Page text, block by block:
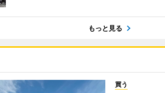
もっと見る
買う